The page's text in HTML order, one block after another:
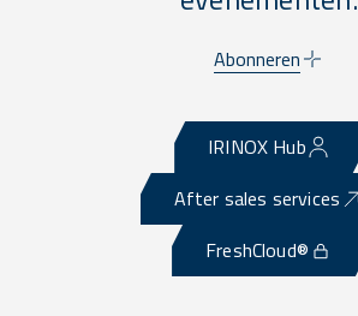
Abonneren
IRINOX Hub
After sales services
FreshCloud®